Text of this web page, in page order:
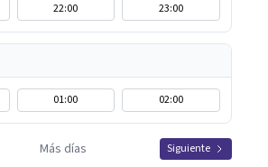
22:00 23:00
01:00 02:00
Más días Siguiente